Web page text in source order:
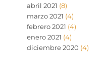
abril 2021 (8)
marzo 2021 (4)
febrero 2021 (4)
enero 2021 (4)
diciembre 2020 (4)